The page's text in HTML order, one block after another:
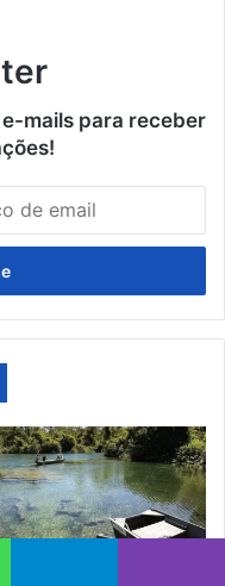
mails para receber